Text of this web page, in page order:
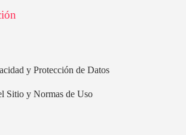
y Protección de Datos
Sitio y Normas de Uso